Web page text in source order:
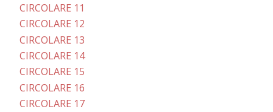
CIRCOLARE 11
CIRCOLARE 12
CIRCOLARE 13
CIRCOLARE 14
CIRCOLARE 15
CIRCOLARE 16
CIRCOLARE 17